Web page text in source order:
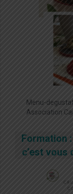
Menu-
Association
Formation
c’est vous